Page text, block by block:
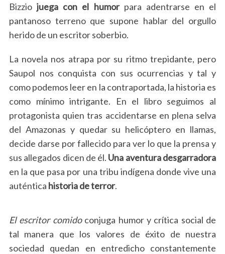
Bizziojuega con el humorpara adentrarse en el
pantanoso terreno que supone hablar del orgullo
herido de un escritor soberbio.
La novela nos atrapa por su ritmo trepidante, pero
Saupol nos conquista con sus ocurrencias y tal y
como podemos leer en la contraportada, la historia es
como mínimo intrigante. En el libro seguimos al
protagonista quien tras accidentarse en plena selva
del Amazonas y quedar su helicóptero en llamas,
decide darse por fallecido para ver lo que la prensa y
sus allegados dicen de él. Una aventura desgarradora
en la que pasa por una tribu indígena donde vive una
auténtica historiade terror.
El escritor comidoconjuga humor y crítica social de
tal manera que los valores de éxito de nuestra
sociedad quedan en entredicho constantemente